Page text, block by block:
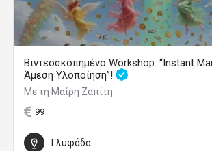
Βιντεοσκοπημένο Workshop: “Instant
Άμεση Υλοποίηση”!
Με τη Μαίρη Ζαπίτη
99
Γλυφάδα